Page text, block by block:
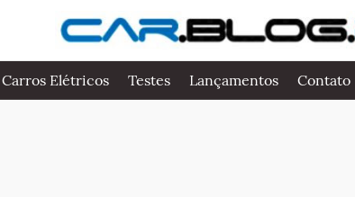
Carros Elétricos Testes Lançamentos Contato